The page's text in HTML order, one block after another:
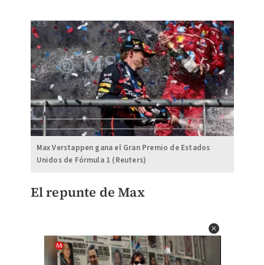
Max Verstappen gana el Gran Premio de Estados
Unidos de Fórmula 1 (Reuters)
El repunte de Max